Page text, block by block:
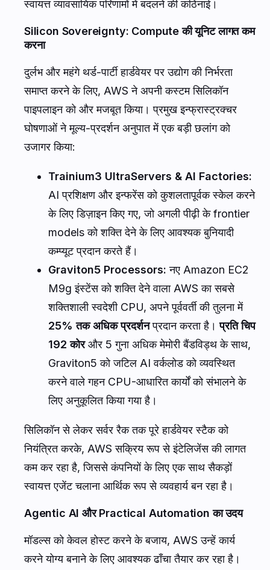
पृष्ठभूमि और संदर्भ: AWS re:Invent 2025 में
रणनीतिक बदलाव
30 नवंबर से 4 दिसंबर तक लास वेगास में आयोजित AWS
re:Invent 2025 ने क्लाउड कंप्यूटिंग और आर्टिफिशियल
इंटेलिजेंस के परिदृश्य में एक निर्णायक मोड़ का संकेत दिया।
वर्षों तक, उद्योग का मुख्य ध्यान foundational large
language models (LLMs) को स्केल करने पर रहा।
हालाँकि, re:Invent 2025 में की गई प्रमुख घोषणाओं ने एक
बड़े, संरचनात्मक बदलाव का संकेत दिया: लागत-कुशल,
कस्टम-निर्मित सिलिकॉन द्वारा संचालित निष्क्रिय, चैट-
आधारित AI से अत्यधिक स्वायत्त, गहराई से एकीकृत
Agentic AIइकोसिस्टम की ओर संक्रमण।
यह रणनीतिक बदलाव आज एंटरप्राइज़ खरीदारों के सामने
मौजूद दो सबसे महत्वपूर्ण चुनौतियों का समाधान करता है:
अत्यधिक लागत, तथा कच्ची AI क्षमताओं को विश्वसनीय,
स्वायत्त व्यावसायिक परिणामों में बदलने की कठिनाई।
Silicon Sovereignty: Compute की यूनिट लागत कम
करना
दुर्लभ और महंगे थर्ड-पार्टी हार्डवेयर पर उद्योग की निर्भरता
समाप्त करने के लिए, AWS ने अपनी कस्टम सिलिकॉन
पाइपलाइन को और मजबूत किया। प्रमुख इन्फ्रास्ट्रक्चर